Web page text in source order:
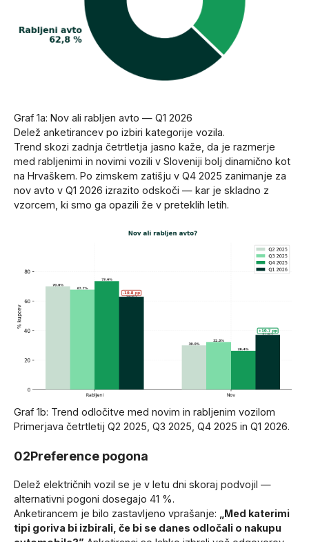
Graf 1a: Nov ali rabljen avto — Q1 2026
Delež anketirancev po izbiri kategorije vozila.
Trend skozi zadnja četrtletja jasno kaže, da je razmerje
med rabljenimi in novimi vozili v Sloveniji bolj dinamično kot
na Hrvaškem. Po zimskem zatišju v Q4 2025 zanimanje za
nov avto v Q1 2026 izrazito odskoči — kar je skladno z
vzorcem, ki smo ga opazili že v preteklih letih.
Graf 1b: Trend odločitve med novim in rabljenim vozilom
Primerjava četrtletij Q2 2025, Q3 2025, Q4 2025 in Q1 2026.
02Preference pogona
Delež električnih vozil se je v letu dni skoraj podvojil —
alternativni pogoni dosegajo 41 %.
Anketirancem je bilo zastavljeno vprašanje:
„Med katerimi
tipi goriva bi izbirali, če bi se danes odločali o nakupu